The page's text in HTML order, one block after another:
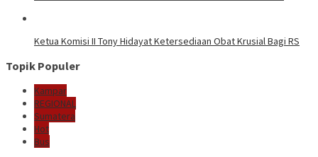
Ketua Komisi II Tony Hidayat Ketersediaan Obat Krusial Bagi RS
Topik Populer
Kampar
REGIONAL
Sumatera
Hot
Bus